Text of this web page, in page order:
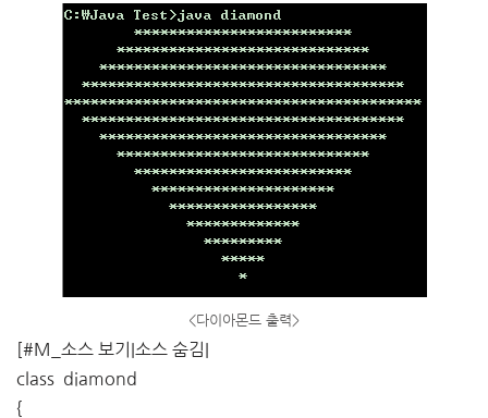
<다이아몬드 출력>
[#M_소스 보기|소스 숨김|
class diamond
{